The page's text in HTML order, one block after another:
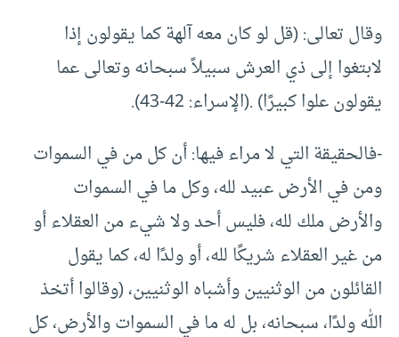
وقال تعالى: (قل لو كان معه آلهة كما يقولون إذا
لابتغوا إلى ذي العرش سبيلاً سبحانه وتعالى عما
يقولون علوا كبيرًا) .(الإسراء: 42-43).
-فالحقيقة التي لا مراء فيها: أن كل من في السموات
ومن في الأرض عبيد لله، وكل ما في السموات
والأرض ملك لله، فليس أحد ولا شيء من العقلاء أو
من غير العقلاء شريكًا لله، أو ولدًا له، كما يقول
القائلون من الوثنيين وأشباه الوثنيين، (وقالوا أتخذ
الله ولدًا، سبحانه، بل له ما في السموات والأرض، كل